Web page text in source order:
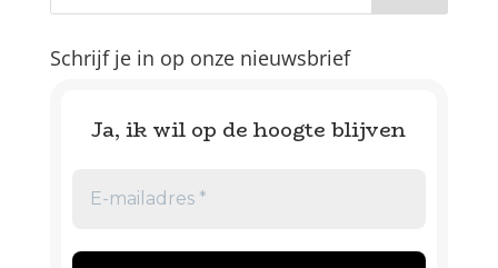
Schrijf je in op onze nieuwsbrief
Ja, ik wil op de hoogte blijven